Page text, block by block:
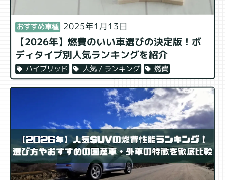
おすすめ車種 2025年1月13日
【2026年】燃費のいい車選びの決定版！ボ
ディタイプ別人気ランキングを紹介
ハイブリッド 人気 / ランキング 燃費